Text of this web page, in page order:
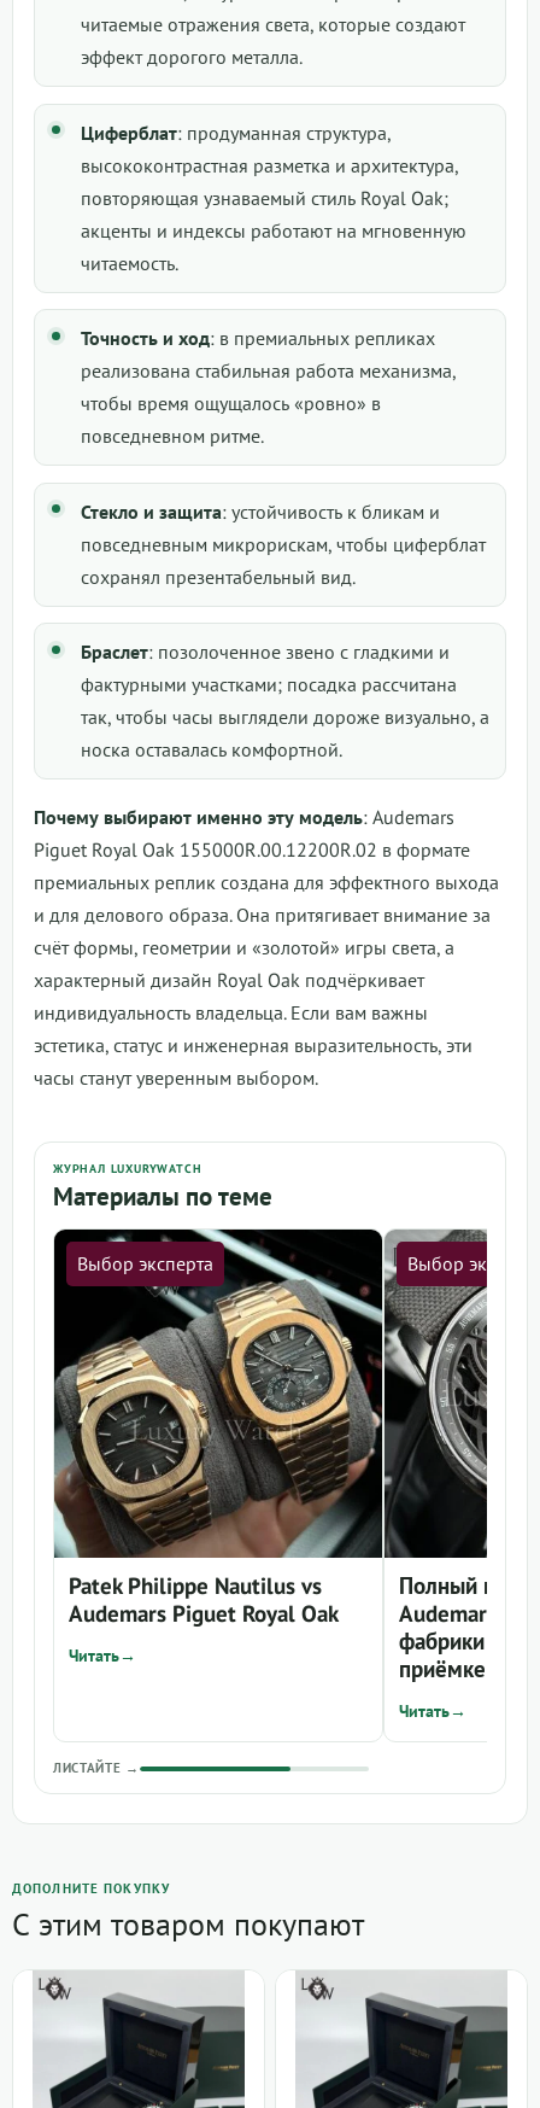
читаемые отражения света, которые создают
эффект дорогого металла.
Циферблат: продуманная структура,
высококонтрастная разметка и архитектура,
повторяющая узнаваемый стиль Royal Oak;
акценты и индексы работают на мгновенную
читаемость.
Точность и ход: в премиальных репликах
реализована стабильная работа механизма,
чтобы время ощущалось «ровно» в
повседневном ритме.
Стекло и защита: устойчивость к бликам и
повседневным микрорискам, чтобы циферблат
сохранял презентабельный вид.
Браслет: позолоченное звено с гладкими и
фактурными участками; посадка рассчитана
так, чтобы часы выглядели дороже визуально, а
носка оставалась комфортной.
Почему выбирают именно эту модель: Audemars
Piguet Royal Oak 155000R.00.12200R.02 в формате
премиальных реплик создана для эффектного выхода
и для делового образа. Она притягивает внимание за
счёт формы, геометрии и «золотой» игры света, а
характерный дизайн Royal Oak подчёркивает
индивидуальность владельца. Если вам важны
эстетика, статус и инженерная выразительность, эти
часы станут уверенным выбором.
ЖУРНАЛ LUXURYWATCH
Материалы по теме
Выбор эксперта
Patek Philippe Nautilus vs
Audemars Piguet Royal Oak
Читать→
Выбор
Полный гид
Audemars
фабрики до
приёмке
Читать→
ЛИСТАЙТЕ →
ДОПОЛНИТЕ ПОКУПКУ
С этим товаром покупают